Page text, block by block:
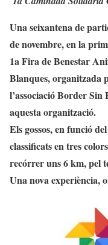
Una seixantena de
de novembre, en la
1a Fira de Benestar
Blanques, organitzada
l’associació Border
aquesta organització.
Els gossos, en funció
classificats en tres
recórrer uns 6 km, pel
Una nova experiència,